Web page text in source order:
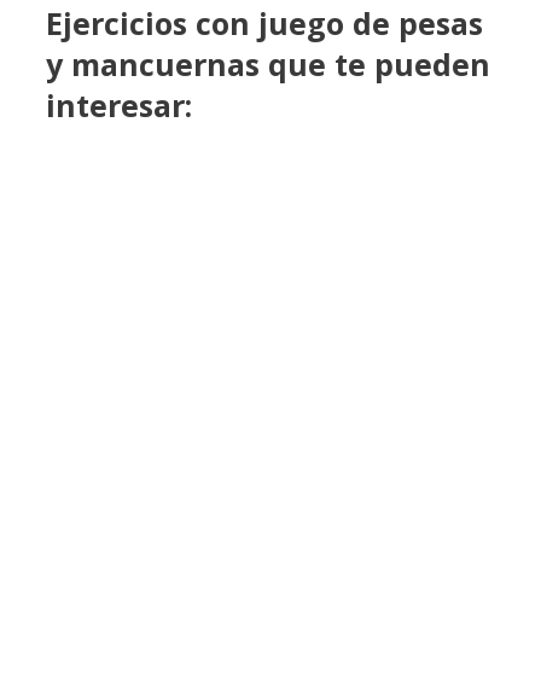
Ejercicios con juego de pesas
y mancuernas que te pueden
interesar: